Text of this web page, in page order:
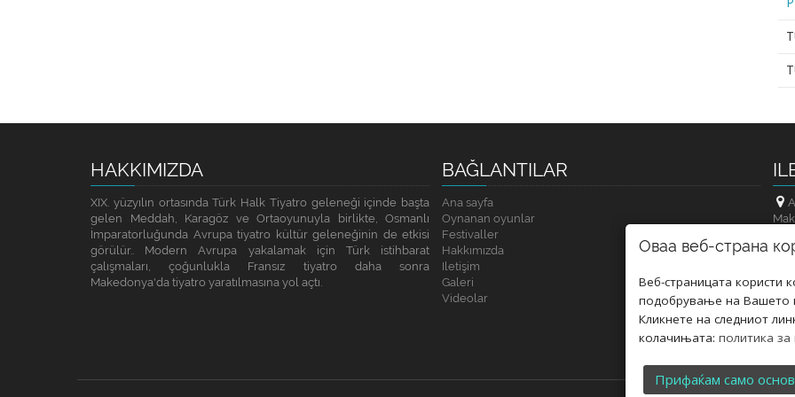
HAKKIMIZDA
XIX. yüzyılın ortasında Türk Halk Tiyatro geleneği içinde başta
gelen Meddah, Karagöz ve Ortaoyunuyla birlikte, Osmanlı
İmparatorluğunda Avrupa tiyatro kültür geleneğinin de etkisi
görülür.. Modern Avrupa yakalamak için Türk istihbarat
çalışmaları, çoğunlukla Fransız tiyatro daha sonra
Makedonya'da tiyatro yaratılmasına yol açtı.
BAĞLANTILAR
Ana sayfa
Oynanan oyunlar
Festivaller
Hakkımızda
Iletişim
Galeri
Videolar
Оваа веб-страна
Веб-страницата користи
подобрување на Вашето
Кликнете на следниот
колачињата: политика
Прифаќам само